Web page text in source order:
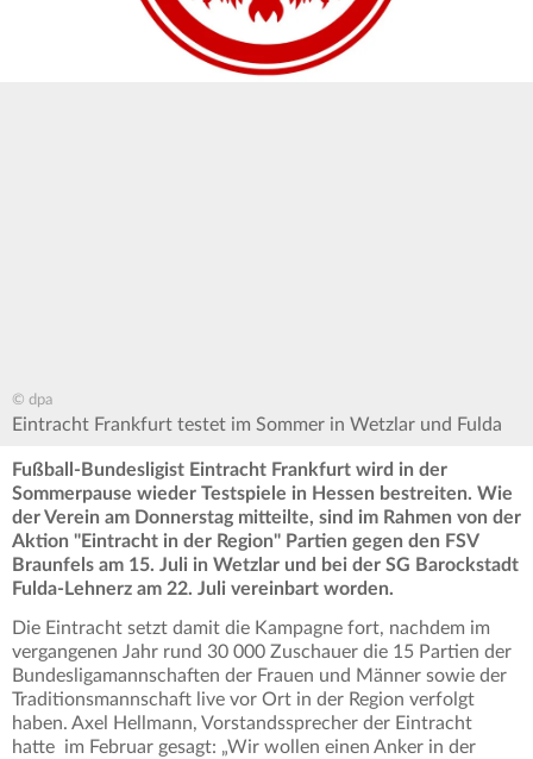
© dpa
Eintracht Frankfurt testet im Sommer in Wetzlar und Fulda
Fußball-Bundesligist Eintracht Frankfurt wird in der
Sommerpause wieder Testspiele in Hessen bestreiten. Wie
der Verein am Donnerstag mitteilte, sind im Rahmen von der
Aktion "Eintracht in der Region" Partien gegen den FSV
Braunfels am 15. Juli in Wetzlar und bei der SG Barockstadt
Fulda-Lehnerz am 22. Juli vereinbart worden.
Die Eintracht setzt damit die Kampagne fort, nachdem im
vergangenen Jahr rund 30 000 Zuschauer die 15 Partien der
Bundesligamannschaften der Frauen und Männer sowie der
Traditionsmannschaft live vor Ort in der Region verfolgt
haben. Axel Hellmann, Vorstandssprecher der Eintracht
hatte im Februar gesagt: „Wir wollen einen Anker in der